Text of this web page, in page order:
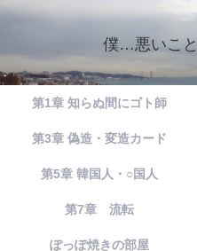
僕…悪いこと
第1章 知らぬ間にゴト師
第3章 偽造・変造カード
第5章 韓国人・○国人
第7章 流転
ぽっぽ焼きの部屋